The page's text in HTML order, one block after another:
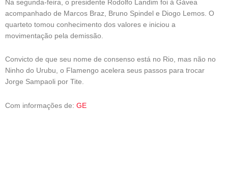
Na segunda-feira, o presidente Rodolfo Landim foi à Gávea
acompanhado de Marcos Braz, Bruno Spindel e Diogo Lemos. O
quarteto tomou conhecimento dos valores e iniciou a
movimentação pela demissão.
Convicto de que seu nome de consenso está no Rio, mas não no
Ninho do Urubu, o Flamengo acelera seus passos para trocar
Jorge Sampaoli por Tite.
Com informações de: GE